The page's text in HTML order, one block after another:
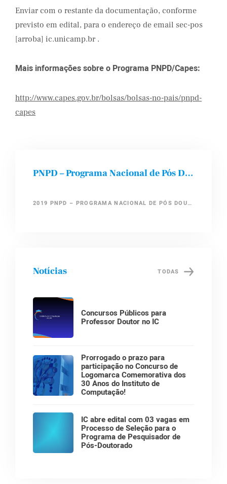
Enviar com o restante da documentação, conforme
previsto em edital, para o endereço de email sec-pos
[arroba] ic.unicamp.br .
Mais informações sobre o Programa PNPD/Capes:
http://www.capes.gov.br/bolsas/bolsas-no-pais/pnpd-
capes
PNPD – Programa Nacional de Pós Doutorado / CAPES
2019 PNPD – PROGRAMA NACIONAL DE PÓS DOUTORADO / CAPES
Notícias TODAS
Concursos Públicos para
Professor Doutor no IC
Prorrogado o prazo para
participação no Concurso de
Logomarca Comemorativa dos
30 Anos do Instituto de
Computação!
IC abre edital com 03 vagas em
Processo de Seleção para o
Programa de Pesquisador de
Pós-Doutorado